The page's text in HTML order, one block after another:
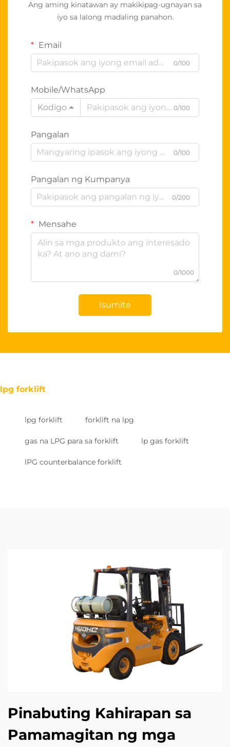
Ang aming kinatawan ay makikipag-ugnayan sa
iyo sa lalong madaling panahon.
Email
0/100
Mobile/WhatsApp
Kodigo
0/100
Pangalan
0/100
Pangalan ng Kumpanya
0/200
Mensahe
0/1000
Isumite
lpg forklift
lpg forklift forklift na lpg
gas na LPG para sa forklift lp gas forklift
lPG counterbalance forklift
Pinabuting Kahirapan sa
Pamamagitan ng mga